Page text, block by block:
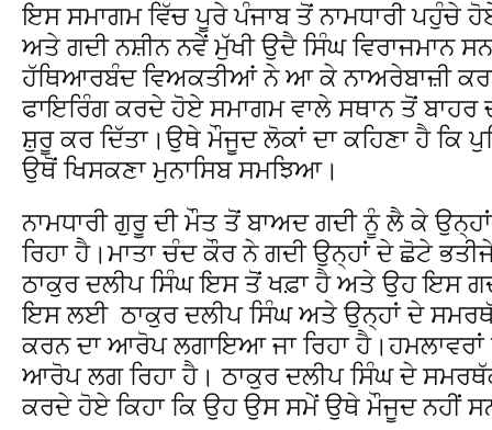
ਇਸ ਸਮਾਗਮ ਵਿੱਚ ਪੂਰੇ ਪੰਜਾਬ ਤੋਂ ਨਾਮਧਾਰੀ ਪਹੁੰਚੇ
ਅਤੇ ਗਦੀ ਨਸ਼ੀਨ ਨਵੇਂ ਮੁੱਖੀ ਉਦੈ ਸਿੰਘ ਵਿਰਾਜਮਾਨ
ਹੱਥਿਆਰਬੰਦ ਵਿਅਕਤੀਆਂ ਨੇ ਆ ਕੇ ਨਾਅਰੇਬਾਜ਼ੀ
ਫਾਇਰਿੰਗ ਕਰਦੇ ਹੋਏ ਸਮਾਗਮ ਵਾਲੇ ਸਥਾਨ ਤੋਂ
ਸ਼ੁਰੂ ਕਰ ਦਿੱਤਾ।ਉਥੇ ਮੌਜੂਦ ਲੋਕਾਂ ਦਾ ਕਹਿਣਾ ਹੈ ਕਿ
ਉਥੋਂ ਖਿਸਕਣਾ ਮੁਨਾਸਿਬ ਸਮਝਿਆ।
ਨਾਮਧਾਰੀ ਗੁਰੂ ਦੀ ਮੌਤ ਤੋਂ ਬਾਅਦ ਗਦੀ ਨੂੰ ਲੈ ਕੇ
ਰਿਹਾ ਹੈ।ਮਾਤਾ ਚੰਦ ਕੌਰ ਨੇ ਗਦੀ ਉਨ੍ਹਾਂ ਦੇ ਛੋਟੇ
ਠਾਕੁਰ ਦਲੀਪ ਸਿੰਘ ਇਸ ਤੋਂ ਖਫ਼ਾ ਹੈ ਅਤੇ ਉਹ ਇਸ
ਇਸ ਲਈ ਠਾਕੁਰ ਦਲੀਪ ਸਿੰਘ ਅਤੇ ਉਨ੍ਹਾਂ ਦੇ
ਕਰਨ ਦਾ ਆਰੋਪ ਲਗਾਇਆ ਜਾ ਰਿਹਾ
ਆਰੋਪ ਲਗ ਰਿਹਾ ਹੈ। ਠਾਕੁਰ ਦਲੀਪ ਸਿੰਘ ਦੇ
ਕਰਦੇ ਹੋਏ ਕਿਹਾ ਕਿ ਉਹ ਉਸ ਸਮੇਂ ਉਥੇ ਮੌਜੂਦ ਨਹੀਂ